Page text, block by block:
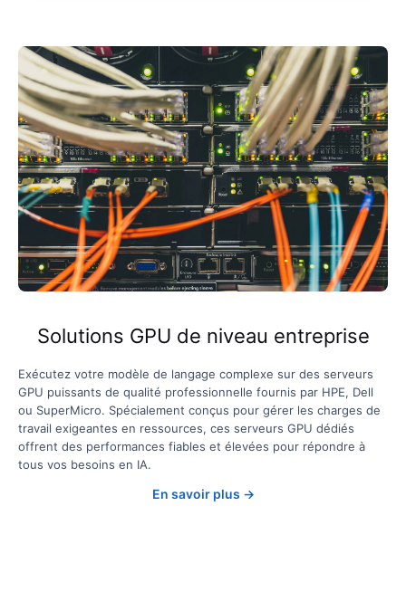
Solutions GPU de niveau entreprise
Exécutez votre modèle de langage complexe sur des serveurs
GPU puissants de qualité professionnelle fournis par HPE, Dell
ou SuperMicro. Spécialement conçus pour gérer les charges de
travail exigeantes en ressources, ces serveurs GPU dédiés
offrent des performances fiables et élevées pour répondre à
tous vos besoins en IA.
En savoir plus →